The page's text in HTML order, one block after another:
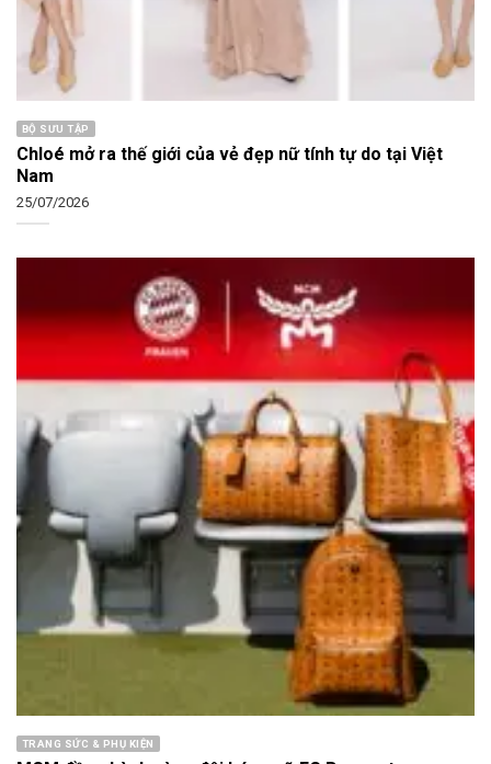
BỘ SƯU TẬP
Chloé mở ra thế giới của vẻ đẹp nữ tính tự do tại Việt
Nam
25/07/2026
TRANG SỨC & PHỤ KIỆN